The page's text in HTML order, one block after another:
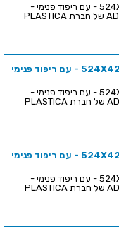
מזוודת אחסון 524X420X130MM - עם ריפוד פנימי -
שחורה ♦ מסדרת ADVANCED של חברת PLASTICA
מזוודת אחסון 524X420X130MM - עם ריפוד פנימי
מזוודת אחסון 524X420X130MM - עם ריפוד פנימי -
כחולה ♦ מסדרת ADVANCED של חברת PLASTICA
מזוודת אחסון 524X420X130MM - עם ריפוד פנימי
מזוודת אחסון 524X420X130MM - עם ריפוד פנימי -
אדומה ♦ מסדרת ADVANCED של חברת PLASTICA